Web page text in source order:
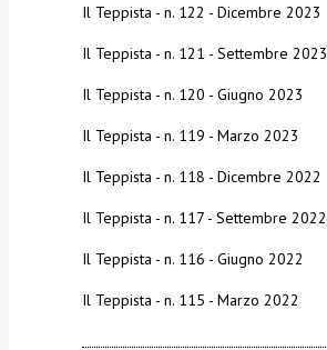
Il Teppista - n. 122 - Dicembre 2023
Il Teppista - n. 121 - Settembre 2023
Il Teppista - n. 120 - Giugno 2023
Il Teppista - n. 119 - Marzo 2023
Il Teppista - n. 118 - Dicembre 2022
Il Teppista - n. 117 - Settembre 2022
Il Teppista - n. 116 - Giugno 2022
Il Teppista - n. 115 - Marzo 2022